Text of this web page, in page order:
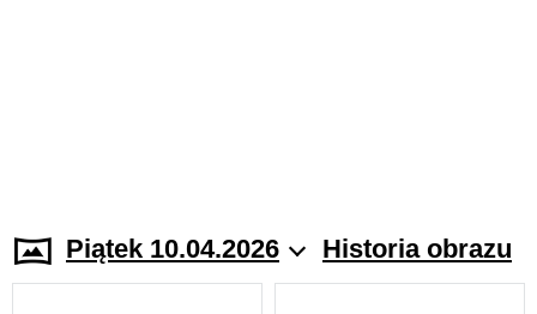
Piątek 10.04.2026 Historia obrazu